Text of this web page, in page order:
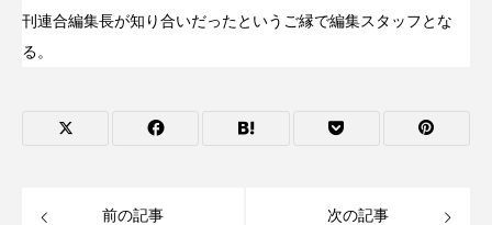
刊連合編集長が知り合いだったというご縁で編集スタッフとな
る。
前の記事 次の記事